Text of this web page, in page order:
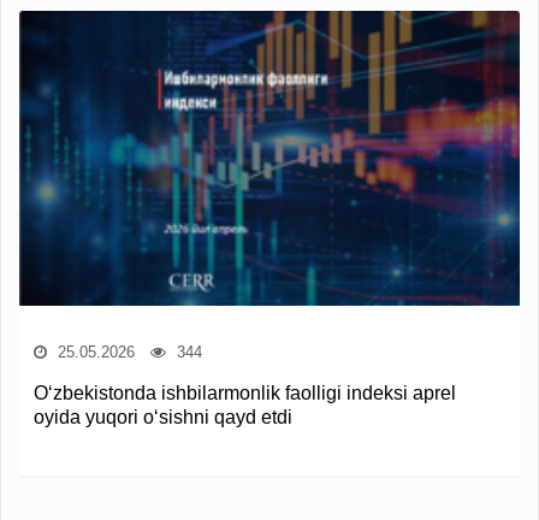
25.05.2026 344
O‘zbekistonda ishbilarmonlik faolligi indeksi aprel
oyida yuqori o‘sishni qayd etdi